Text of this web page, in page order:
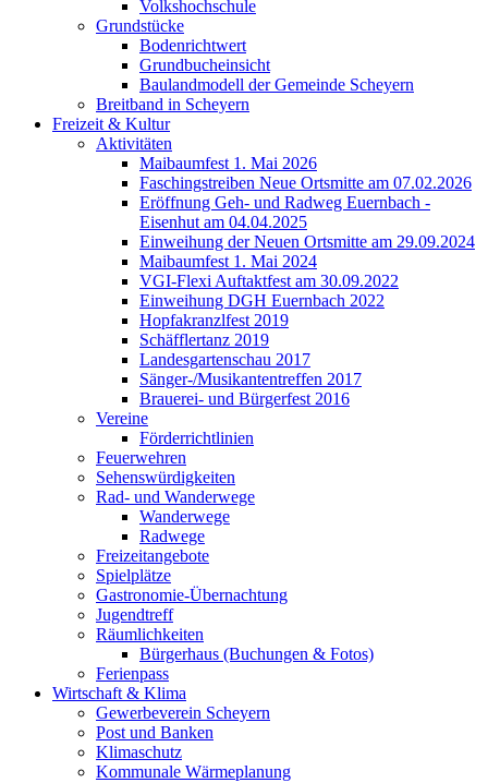
Volkshochschule
Grundstücke
Bodenrichtwert
Grundbucheinsicht
Baulandmodell der Gemeinde Scheyern
Breitband in Scheyern
Freizeit & Kultur
Aktivitäten
Maibaumfest 1. Mai 2026
Faschingstreiben Neue Ortsmitte am 07.02.2026
Eröffnung Geh- und Radweg Euernbach -
Eisenhut am 04.04.2025
Einweihung der Neuen Ortsmitte am 29.09.2024
Maibaumfest 1. Mai 2024
VGI-Flexi Auftaktfest am 30.09.2022
Einweihung DGH Euernbach 2022
Hopfakranzlfest 2019
Schäfflertanz 2019
Landesgartenschau 2017
Sänger-/Musikantentreffen 2017
Brauerei- und Bürgerfest 2016
Vereine
Förderrichtlinien
Feuerwehren
Sehenswürdigkeiten
Rad- und Wanderwege
Wanderwege
Radwege
Freizeitangebote
Spielplätze
Gastronomie-Übernachtung
Jugendtreff
Räumlichkeiten
Bürgerhaus (Buchungen & Fotos)
Ferienpass
Wirtschaft & Klima
Gewerbeverein Scheyern
Post und Banken
Klimaschutz
Kommunale Wärmeplanung